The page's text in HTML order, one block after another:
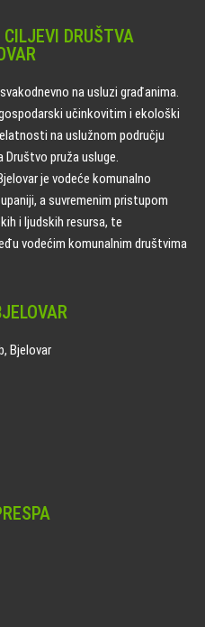
DRUŠTVA
na usluzi građanima.
učinkovitim i ekološki
na uslužnom području
Društvo pruža usluge.
je vodeće komunalno
a suvremenim pristupom
i ljudskih resursa, te
vodećim komunalnim društvima
Bjelovar